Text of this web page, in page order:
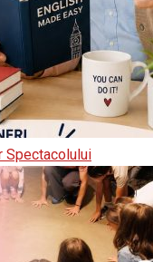
Spectacolului